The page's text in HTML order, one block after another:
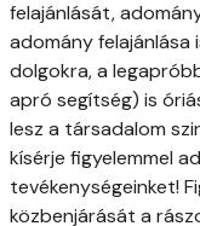
felajánlását,
adomány felajánlása
dolgokra, a
apró segítség) is
lesz a társadalom
kísérje figyelemmel
tevékenységeinket!
közbenjárását a